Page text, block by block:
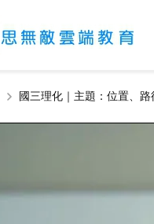
國三理化｜主題：位置、路